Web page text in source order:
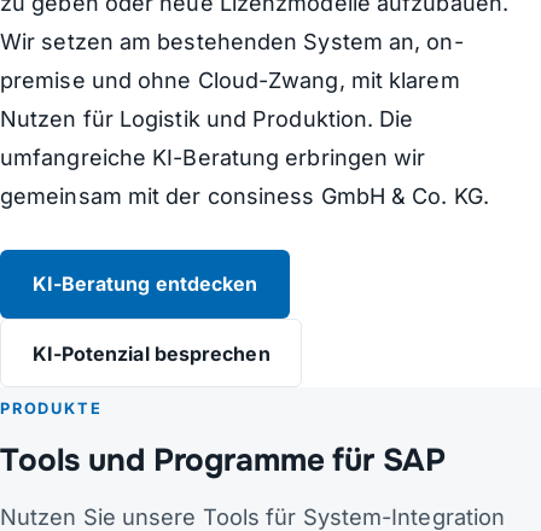
Wir setzen am bestehenden System an, on-
premise und ohne Cloud-Zwang, mit klarem
Nutzen für Logistik und Produktion. Die
umfangreiche KI-Beratung erbringen wir
gemeinsam mit der consiness GmbH & Co. KG.
KI-Beratung entdecken
KI-Potenzial besprechen
PRODUKTE
Tools und Programme für SAP
Nutzen Sie unsere Tools für System-Integration